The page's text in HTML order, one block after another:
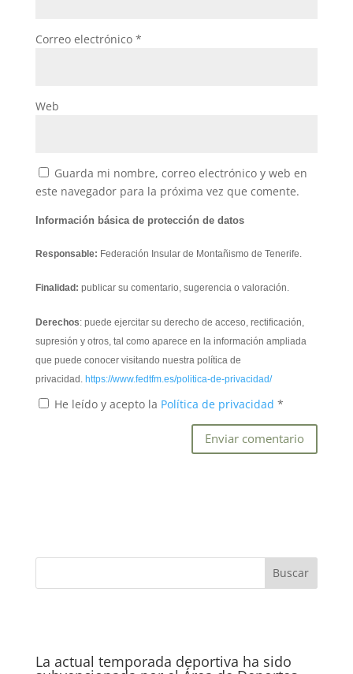
Correo electrónico *
Web
Guarda mi nombre, correo electrónico y web en
este navegador para la próxima vez que comente.
Información básica de protección de datos
Responsable: Federación Insular de Montañismo de Tenerife.
Finalidad: publicar su comentario, sugerencia o valoración.
Derechos: puede ejercitar su derecho de acceso, rectificación,
supresión y otros, tal como aparece en la información ampliada
que puede conocer visitando nuestra política de
privacidad. https://www.fedtfm.es/politica-de-privacidad/
He leído y acepto la Política de privacidad *
La actual temporada deportiva ha sido